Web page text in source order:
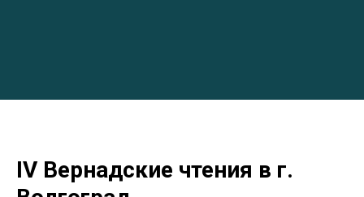
IV Вернадские чтения в г.